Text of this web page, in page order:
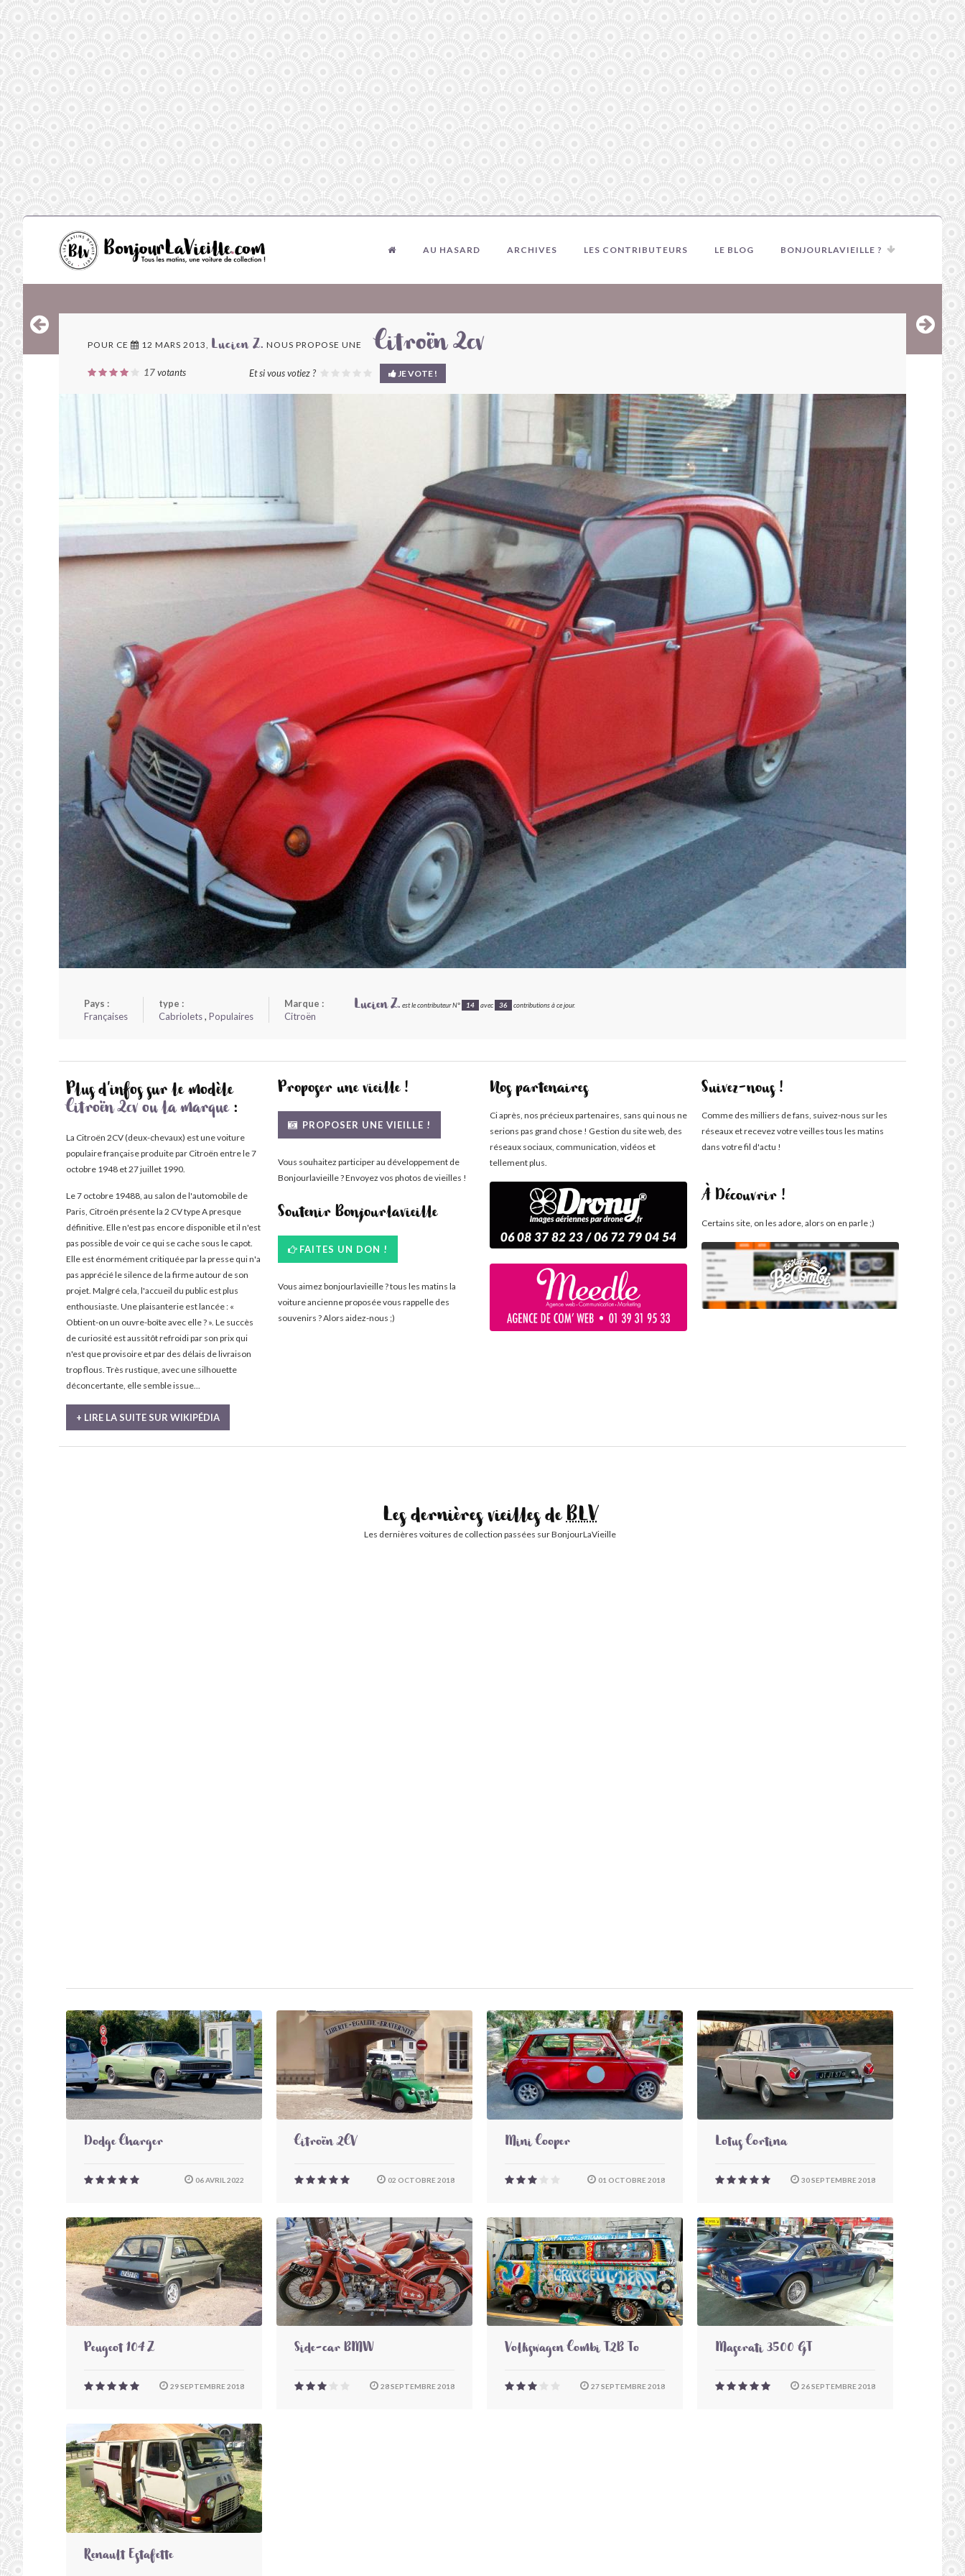
AU HASARD ARCHIVES LES CONTRIBUTEURS LE BLOG BONJOURLAVIEILLE ?
POUR CE 12 MARS 2013, Lucien Z. NOUS PROPOSE UNE Citroën 2cv
17votants Et si vous votiez ? JE VOTE !
Pays :
Françaises
type :
Cabriolets, Populaires
Marque :
Citroën
Lucien Z. est le contributeur N° 14 avec 36 contributions à ce jour.
Plus d'infos sur le modèle
Citroën 2cv ou la marque:
La Citroën 2CV (deux-chevaux) est une voiture
populaire française produite par Citroën entre le 7
octobre 1948 et 27 juillet 1990.
Le 7 octobre 19488, au salon de l'automobile de
Paris, Citroën présente la 2 CV type A presque
définitive. Elle n'est pas encore disponible et il n'est
pas possible de voir ce qui se cache sous le capot.
Elle est énormément critiquée par la presse qui n'a
pas apprécié le silence de la firme autour de son
projet. Malgré cela, l'accueil du public est plus
enthousiaste. Une plaisanterie est lancée : «
Obtient-on un ouvre-boîte avec elle ? ». Le succès
de curiosité est aussitôt refroidi par son prix qui
n'est que provisoire et par des délais de livraison
trop flous. Très rustique, avec une silhouette
déconcertante, elle semble issue...
+ LIRE LA SUITE SUR WIKIPÉDIA
Proposer une vieille !
PROPOSER UNE VIEILLE !
Vous souhaitez participer au développement de
Bonjourlavieille ? Envoyez vos photos de vieilles !
Soutenir Bonjourlavieille
FAITES UN DON !
Vous aimez bonjourlavieille ? tous les matins la
voiture ancienne proposée vous rappelle des
souvenirs ? Alors aidez-nous ;)
Nos partenaires
Ci après, nos précieux partenaires, sans qui nous ne
serions pas grand chose ! Gestion du site web, des
réseaux sociaux, communication, vidéos et
tellement plus.
Suivez-nous !
Comme des milliers de fans, suivez-nous sur les
réseaux et recevez votre veilles tous les matins
dans votre fil d'actu !
À Découvrir !
Certains site, on les adore, alors on en parle ;)
Les dernières vieilles deBLV
Les dernières voitures de collection passées sur BonjourLaVieille
Dodge Charger
06 AVRIL 2022
Citroën 2CV
02 OCTOBRE 2018
Mini Cooper
01 OCTOBRE 2018
Lotus Cortina
30 SEPTEMBRE 2018
Peugeot 104 Z
29 SEPTEMBRE 2018
Side-car BMW
28 SEPTEMBRE 2018
Volkswagen Combi T2B To
27 SEPTEMBRE 2018
Maserati 3500 GT
26 SEPTEMBRE 2018
Renault Estafette